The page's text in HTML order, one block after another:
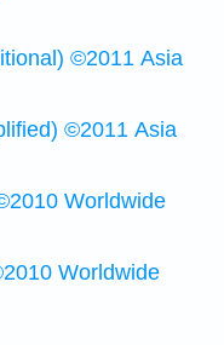
©2011 Asia
©2011 Asia
Worldwide
Worldwide